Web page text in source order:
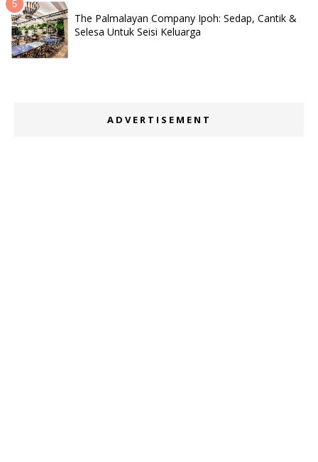
The Palmalayan Company Ipoh: Sedap, Cantik &
Selesa Untuk Seisi Keluarga
ADVERTISEMENT